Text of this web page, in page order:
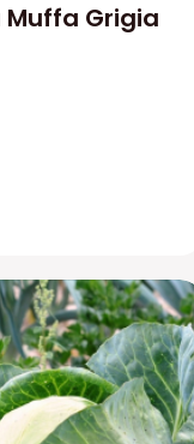
Grigia